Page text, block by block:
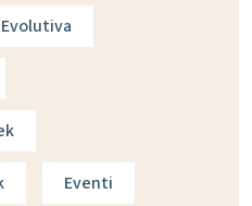
Eventi